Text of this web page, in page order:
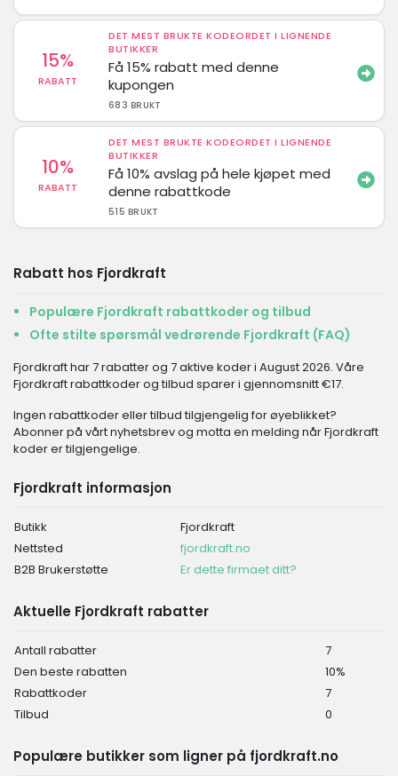
15%
RABATT
DET MEST BRUKTE KODEORDET I LIGNENDE
BUTIKKER
Få 15% rabatt med denne
kupongen
683 BRUKT
10%
RABATT
DET MEST BRUKTE KODEORDET I LIGNENDE
BUTIKKER
Få 10% avslag på hele kjøpet med
denne rabattkode
515 BRUKT
Rabatt hos Fjordkraft
Populære Fjordkraft rabattkoder og tilbud
Ofte stilte spørsmål vedrørende Fjordkraft (FAQ)
Fjordkraft har 7 rabatter og 7 aktive koder i August 2026. Våre
Fjordkraft rabattkoder og tilbud sparer i gjennomsnitt €17.
Ingen rabattkoder eller tilbud tilgjengelig for øyeblikket?
Abonner på vårt nyhetsbrev og motta en melding når Fjordkraft
koder er tilgjengelige.
Fjordkraft informasjon
Butikk
Fjordkraft
Nettsted
fjordkraft.no
B2B Brukerstøtte
Er dette firmaet ditt?
Aktuelle Fjordkraft rabatter
Antall rabatter
7
Den beste rabatten
10%
Rabattkoder
7
Tilbud
0
Populære butikker som ligner på fjordkraft.no